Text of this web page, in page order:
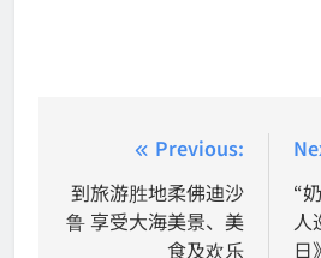
navigation
Previous:
到旅游胜地柔佛迪沙
鲁 享受大海美景、美
食及欢乐
“
人
日